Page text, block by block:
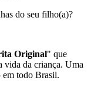
do seu filho(a)?
Original" que
vida da criança. Uma
em todo Brasil.